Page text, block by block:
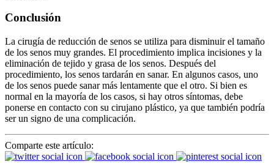
Conclusión
La cirugía de reducción de senos se utiliza para disminuir el tamaño
de los senos muy grandes. El procedimiento implica incisiones y la
eliminación de tejido y grasa de los senos. Después del
procedimiento, los senos tardarán en sanar. En algunos casos, uno
de los senos puede sanar más lentamente que el otro. Si bien es
normal en la mayoría de los casos, si hay otros síntomas, debe
ponerse en contacto con su cirujano plástico, ya que también podría
ser un signo de una complicación.
Comparte este artículo: